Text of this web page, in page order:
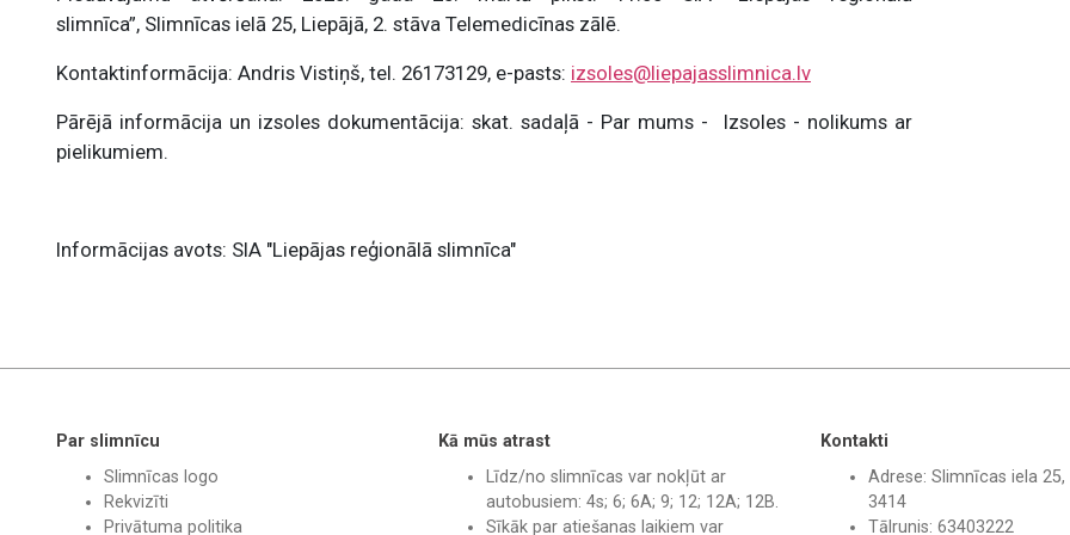
slimnīca”, Slimnīcas ielā 25, Liepājā, 2. stāva Telemedicīnas zālē.
Kontaktinformācija: Andris Vistiņš, tel. 26173129, e-pasts: izsoles@liepajasslimnica.lv
Pārējā informācija un izsoles dokumentācija: skat. sadaļā - Par mums - Izsoles - nolikums ar
pielikumiem.
Informācijas avots: SIA "Liepājas reģionālā slimnīca"
Par slimnīcu
Slimnīcas logo
Rekvizīti
Privātuma politika
Kā mūs atrast
Līdz/no slimnīcas var nokļūt ar
autobusiem: 4s; 6; 6A; 9; 12; 12A; 12B.
Sīkāk par atiešanas laikiem var
Kontakti
Adrese: Slimnīcas iela 25,
3414
Tālrunis: 63403222